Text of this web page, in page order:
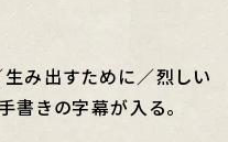
み出すために／烈しい
書きの字幕が入る。